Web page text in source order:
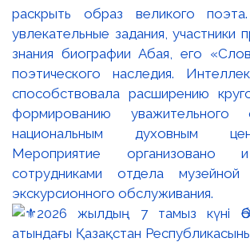
раскрыть образ великого
увлекательные задания, участники
знания биографии Абая, его
поэтического наследия.
способствовала расширению
формированию
национальным духовным
Мероприятие организовано
сотрудниками отдела музейной
экскурсионного обслуживания.